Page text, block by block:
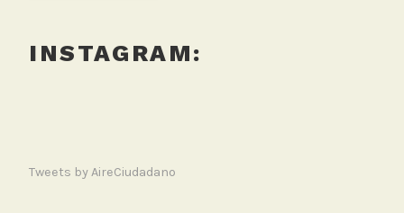
INSTAGRAM:
Tweets by AireCiudadano